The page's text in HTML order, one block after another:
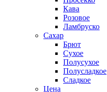
Кава
Розовое
Ламбруско
Сахар
Брют
Сухое
Полусухое
Полусладкое
Сладкое
Цена